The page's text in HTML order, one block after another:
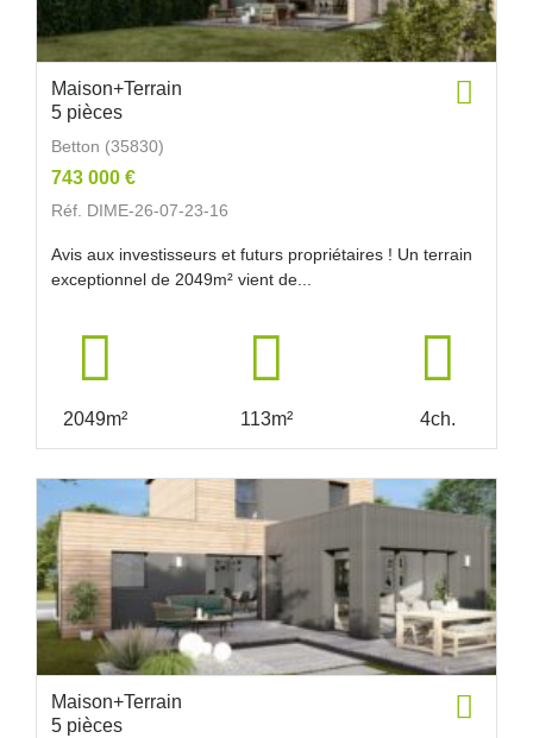
Maison+Terrain
5 pièces
Betton (35830)
743 000 €
Réf. DIME-26-07-23-16
Avis aux investisseurs et futurs propriétaires ! Un terrain
exceptionnel de 2049m² vient de...
2049m² 113m² 4ch.
Maison+Terrain
5 pièces